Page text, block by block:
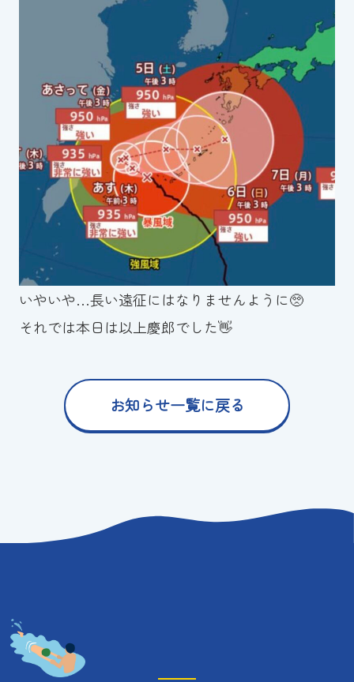
いやいや…長い遠征にはなりませんように🥺
それでは本日は以上慶郎でした👋
お知らせ一覧に戻る